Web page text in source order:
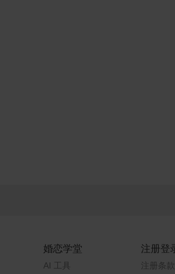
婚恋学堂
AI 工具
注册登
注册条款